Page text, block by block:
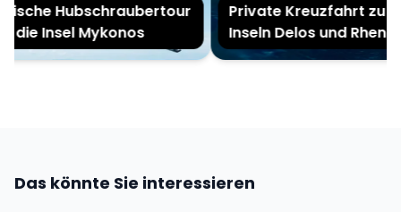
Hubschraubertour
Insel Mykonos
Private Kreuzfahrt zu
Inseln Delos und Rhenia
Das könnte Sie interessieren